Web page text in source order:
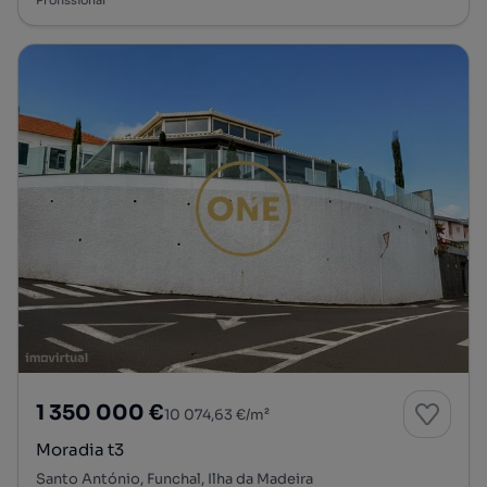
1 350 000 €10 074,63 €/m²
Moradia t3
Santo António, Funchal, Ilha da Madeira